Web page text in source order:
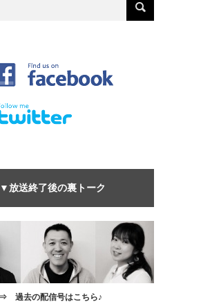
放送終了後の裏トーク
⇒ 過去の配信号はこちら♪